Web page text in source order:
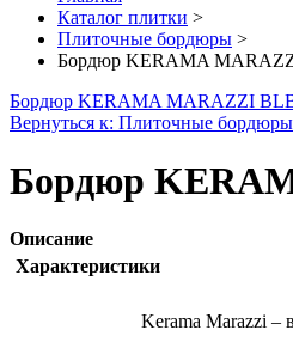
Каталог плитки >
Плиточные бордюры >
Бордюр KERAMA
Бордюр KERAMA MARAZZI
Вернуться к: Плиточные бордюры
Бордюр
Описание
Характеристики
Kerama Marazzi –